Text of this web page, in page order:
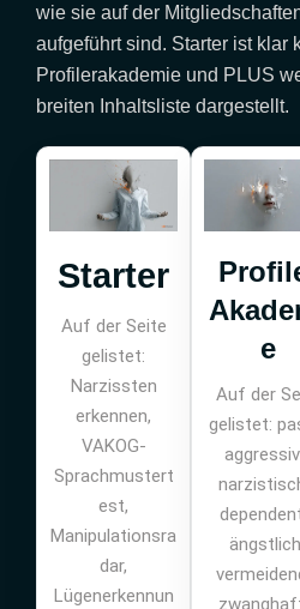
wie sie auf der
aufgeführt sind. Starter ist klar
Profilerakademie und PLUS
breiten Inhaltsliste dargestellt.
Starter
Auf der Seite
gelistet:
Narzissten
erkennen,
VAKOG-
Sprachmustert
est,
Manipulationsra
dar,
Lügenerkennun
e
Auf der
gelistet: